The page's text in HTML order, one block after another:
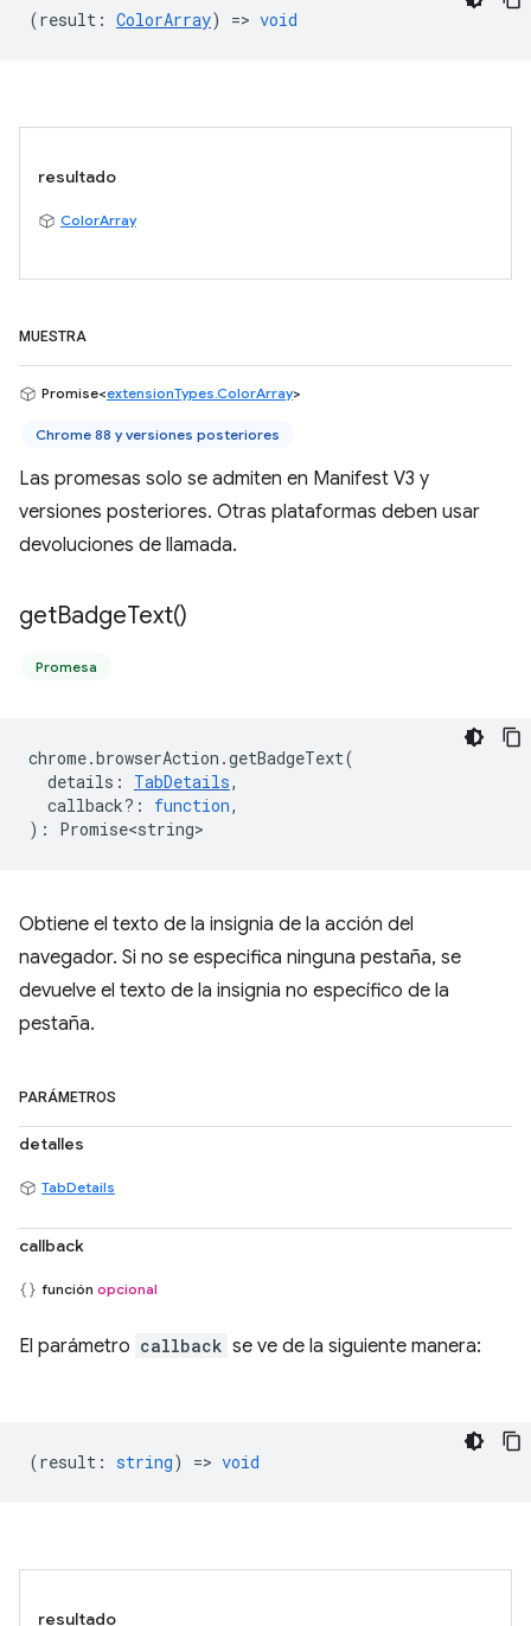
(result : ColorArray) => void
resultado
ColorArray
MUESTRA
Promise<extensionTypes.ColorArray>
Chrome 88 y versiones posteriores
Las promesas solo se admiten en Manifest V3 y
versiones posteriores. Otras plataformas deben usar
devoluciones de llamada.
getBadgeText()
Promesa
chrome.browserAction .getBadgeText(
details : TabDetails,
callback? : function,
) : Promise<string>
Obtiene el texto de la insignia de la acción del
navegador. Si no se especifica ninguna pestaña, se
devuelve el texto de la insignia no específico de la
pestaña.
PARÁMETROS
detalles
TabDetails
callback
función opcional
El parámetro callback se ve de la siguiente manera:
(result : string) => void
resultado